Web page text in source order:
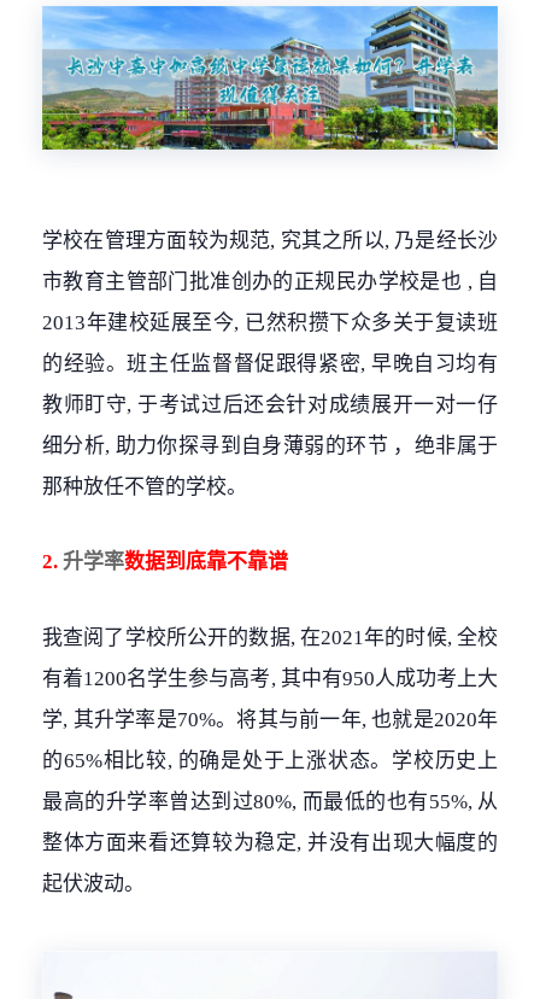
学校在管理方面较为规范, 究其之所以, 乃是经长沙
市教育主管部门批准创办的正规民办学校是也 , 自
2013年建校延展至今, 已然积攒下众多关于复读班
的经验。班主任监督督促跟得紧密, 早晚自习均有
教师盯守, 于考试过后还会针对成绩展开一对一仔
细分析, 助力你探寻到自身薄弱的环节 ，绝非属于
那种放任不管的学校。
2. 升学率数据到底靠不靠谱
我查阅了学校所公开的数据, 在2021年的时候, 全校
有着1200名学生参与高考, 其中有950人成功考上大
学, 其升学率是70%。将其与前一年, 也就是2020年
的65%相比较, 的确是处于上涨状态。学校历史上
最高的升学率曾达到过80%, 而最低的也有55%, 从
整体方面来看还算较为稳定, 并没有出现大幅度的
起伏波动。